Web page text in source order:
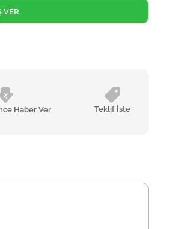
Haber Ver Teklif İste
VER